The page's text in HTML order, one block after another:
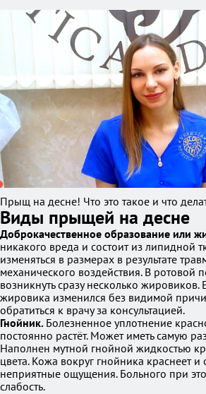
Прыщ на десне! Что это такое и что
Виды прыщей на десне
Доброкачественное образование или
никакого вреда и состоит из липидной
изменяться в размерах в результате
механического воздействия. В ротовой
возникнуть сразу несколько жировиков.
жировика изменился без видимой
обратиться к врачу за консультацией.
Гнойник. Болезненное уплотнение
постоянно растёт. Может иметь самую
Наполнен мутной гнойной жидкостью
цвета. Кожа вокруг гнойника краснеет и
неприятные ощущения. Больного при
слабость.